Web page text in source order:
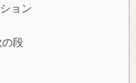
ョン
段